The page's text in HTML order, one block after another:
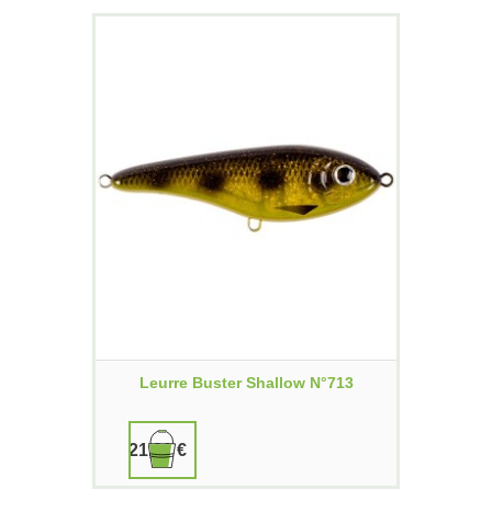
Leurre Buster Shallow N°713
21,00 €